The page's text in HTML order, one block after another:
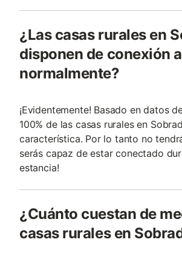
¿Las casas rurales en
disponen de conexión
normalmente?
¡Evidentemente! Basado en datos
100% de las casas rurales en
característica. Por lo tanto no
serás capaz de estar conectado
estancia!
¿Cuánto cuestan de
casas rurales en